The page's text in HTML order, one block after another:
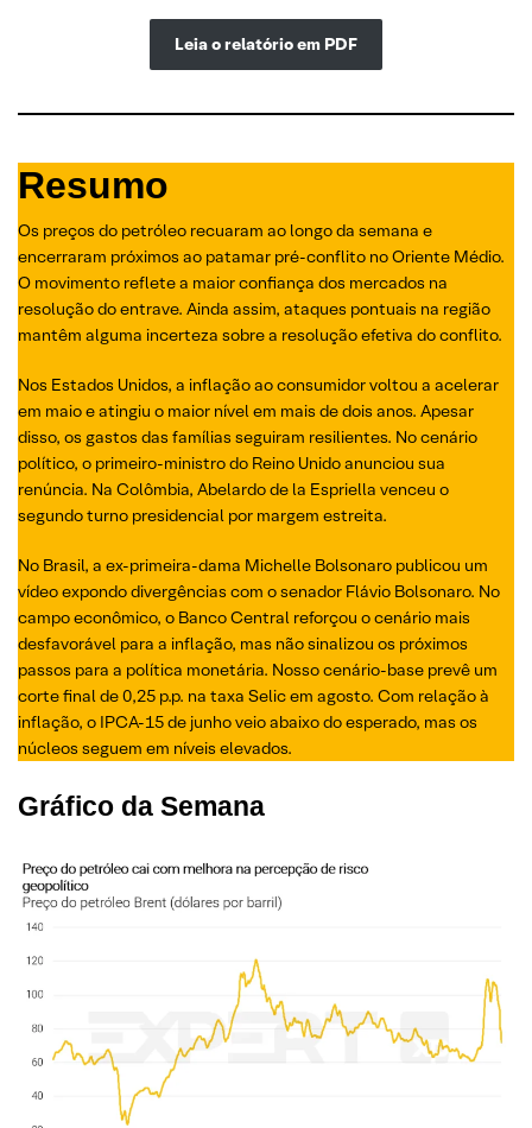
Leia o relatório em PDF
Resumo
Os preços do petróleo recuaram ao longo da semana e
encerraram próximos ao patamar pré-conflito no Oriente Médio.
O movimento reflete a maior confiança dos mercados na
resolução do entrave. Ainda assim, ataques pontuais na região
mantêm alguma incerteza sobre a resolução efetiva do conflito.
Nos Estados Unidos, a inflação ao consumidor voltou a acelerar
em maio e atingiu o maior nível em mais de dois anos. Apesar
disso, os gastos das famílias seguiram resilientes. No cenário
político, o primeiro-ministro do Reino Unido anunciou sua
renúncia. Na Colômbia, Abelardo de la Espriella venceu o
segundo turno presidencial por margem estreita.
No Brasil, a ex-primeira-dama Michelle Bolsonaro publicou um
vídeo expondo divergências com o senador Flávio Bolsonaro. No
campo econômico, o Banco Central reforçou o cenário mais
desfavorável para a inflação, mas não sinalizou os próximos
passos para a política monetária. Nosso cenário-base prevê um
corte final de 0,25 p.p. na taxa Selic em agosto. Com relação à
inflação, o IPCA-15 de junho veio abaixo do esperado, mas os
núcleos seguem em níveis elevados.
Gráfico da Semana